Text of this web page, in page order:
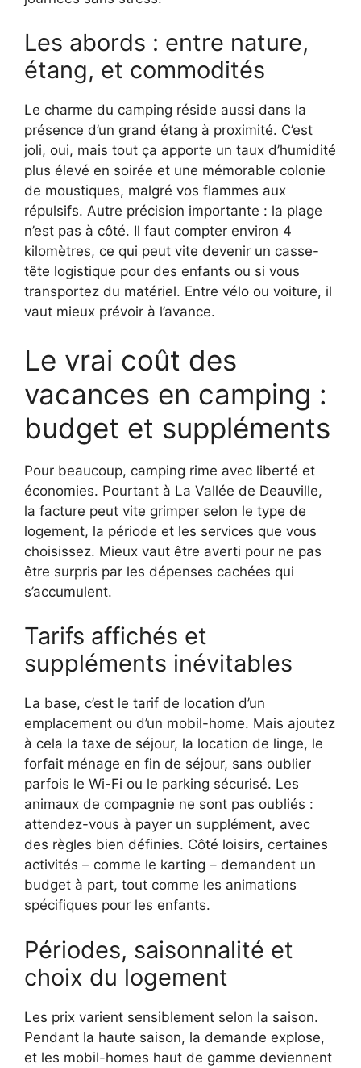
Les abords : entre nature,
étang, et commodités
Le charme du camping réside aussi dans la
présence d’un grand étang à proximité. C’est
joli, oui, mais tout ça apporte un taux d’humidité
plus élevé en soirée et une mémorable colonie
de moustiques, malgré vos flammes aux
répulsifs. Autre précision importante : la plage
n’est pas à côté. Il faut compter environ 4
kilomètres, ce qui peut vite devenir un casse-
tête logistique pour des enfants ou si vous
transportez du matériel. Entre vélo ou voiture, il
vaut mieux prévoir à l’avance.
Le vrai coût des
vacances en camping :
budget et suppléments
Pour beaucoup, camping rime avec liberté et
économies. Pourtant à La Vallée de Deauville,
la facture peut vite grimper selon le type de
logement, la période et les services que vous
choisissez. Mieux vaut être averti pour ne pas
être surpris par les dépenses cachées qui
s’accumulent.
Tarifs affichés et
suppléments inévitables
La base, c’est le tarif de location d’un
emplacement ou d’un mobil-home. Mais ajoutez
à cela la taxe de séjour, la location de linge, le
forfait ménage en fin de séjour, sans oublier
parfois le Wi-Fi ou le parking sécurisé. Les
animaux de compagnie ne sont pas oubliés :
attendez-vous à payer un supplément, avec
des règles bien définies. Côté loisirs, certaines
activités – comme le karting – demandent un
budget à part, tout comme les animations
spécifiques pour les enfants.
Périodes, saisonnalité et
choix du logement
Les prix varient sensiblement selon la saison.
Pendant la haute saison, la demande explose,
et les mobil-homes haut de gamme deviennent